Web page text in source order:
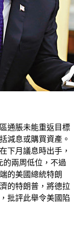
通脹未能重返目標
減息或購買資產。
下月議息時出手，
的兩周低位，不過
的美國總統特朗
的特朗普，將德拉
批評此舉令美國陷